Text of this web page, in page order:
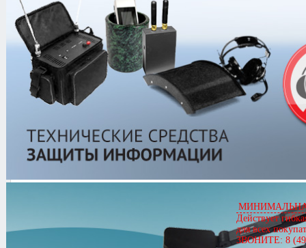
оборудование
Контроль доступа
Каталог/Антитеррористическое
безопасности индивидуального
Бронежилеты скрытого ношения/
Бронежилет 204 "VIP"
Цена
Звоните
Действует
для всех
ЗВОНИТЕ: 8